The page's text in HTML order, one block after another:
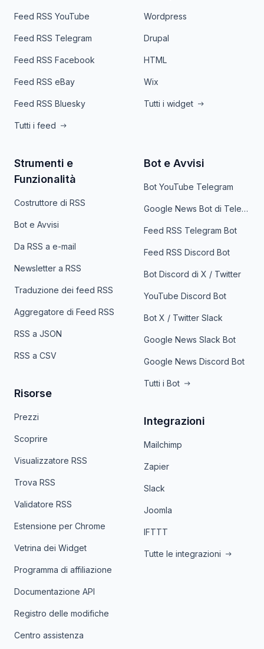
Feed RSS YouTube
Feed RSS Telegram
Feed RSS Facebook
Feed RSS eBay
Feed RSS Bluesky
Tutti i feed
Wordpress
Drupal
HTML
Wix
Tutti i widget
Strumenti e
Funzionalità
Costruttore di RSS
Bot e Avvisi
Da RSS a e-mail
Newsletter a RSS
Traduzione dei feed RSS
Aggregatore di Feed RSS
RSS a JSON
RSS a CSV
Risorse
Prezzi
Scoprire
Visualizzatore RSS
Trova RSS
Validatore RSS
Estensione per Chrome
Vetrina dei Widget
Programma di affiliazione
Documentazione API
Registro delle modifiche
Centro assistenza
Bot e Avvisi
Bot YouTube Telegram
Google News Bot di Telegram
Feed RSS Telegram Bot
Feed RSS Discord Bot
Bot Discord di X / Twitter
YouTube Discord Bot
Bot X / Twitter Slack
Google News Slack Bot
Google News Discord Bot
Tutti i Bot
Integrazioni
Mailchimp
Zapier
Slack
Joomla
IFTTT
Tutte le integrazioni